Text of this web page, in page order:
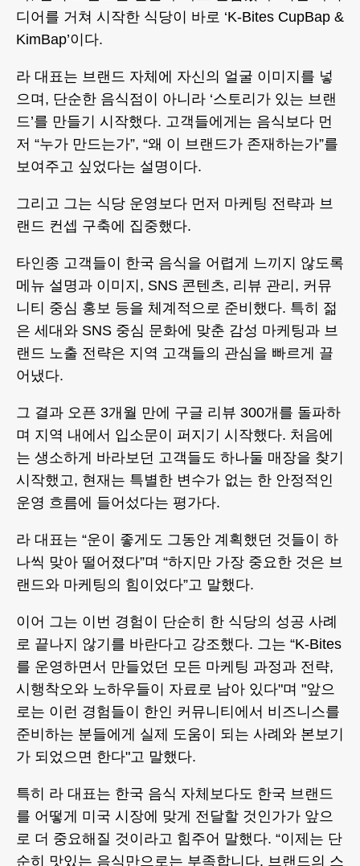
디어를 거쳐 시작한 식당이 바로 ‘K-Bites CupBap &
KimBap’이다.
라 대표는 브랜드 자체에 자신의 얼굴 이미지를 넣
으며, 단순한 음식점이 아니라 ‘스토리가 있는 브랜
드’를 만들기 시작했다. 고객들에게는 음식보다 먼
저 “누가 만드는가”, “왜 이 브랜드가 존재하는가”를
보여주고 싶었다는 설명이다.
그리고 그는 식당 운영보다 먼저 마케팅 전략과 브
랜드 컨셉 구축에 집중했다.
타인종 고객들이 한국 음식을 어렵게 느끼지 않도록
메뉴 설명과 이미지, SNS 콘텐츠, 리뷰 관리, 커뮤
니티 중심 홍보 등을 체계적으로 준비했다. 특히 젊
은 세대와 SNS 중심 문화에 맞춘 감성 마케팅과 브
랜드 노출 전략은 지역 고객들의 관심을 빠르게 끌
어냈다.
그 결과 오픈 3개월 만에 구글 리뷰 300개를 돌파하
며 지역 내에서 입소문이 퍼지기 시작했다. 처음에
는 생소하게 바라보던 고객들도 하나둘 매장을 찾기
시작했고, 현재는 특별한 변수가 없는 한 안정적인
운영 흐름에 들어섰다는 평가다.
라 대표는 “운이 좋게도 그동안 계획했던 것들이 하
나씩 맞아 떨어졌다”며 “하지만 가장 중요한 것은 브
랜드와 마케팅의 힘이었다”고 말했다.
이어 그는 이번 경험이 단순히 한 식당의 성공 사례
로 끝나지 않기를 바란다고 강조했다. 그는 “K-Bites
를 운영하면서 만들었던 모든 마케팅 과정과 전략,
시행착오와 노하우들이 자료로 남아 있다"며 "앞으
로는 이런 경험들이 한인 커뮤니티에서 비즈니스를
준비하는 분들에게 실제 도움이 되는 사례와 본보기
가 되었으면 한다"고 말했다.
특히 라 대표는 한국 음식 자체보다도 한국 브랜드
를 어떻게 미국 시장에 맞게 전달할 것인가가 앞으
로 더 중요해질 것이라고 힘주어 말했다. “이제는 단
순히 맛있는 음식만으로는 부족합니다. 브랜드의 스